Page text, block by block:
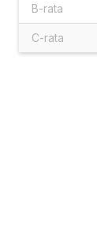
B-rata
C-rata